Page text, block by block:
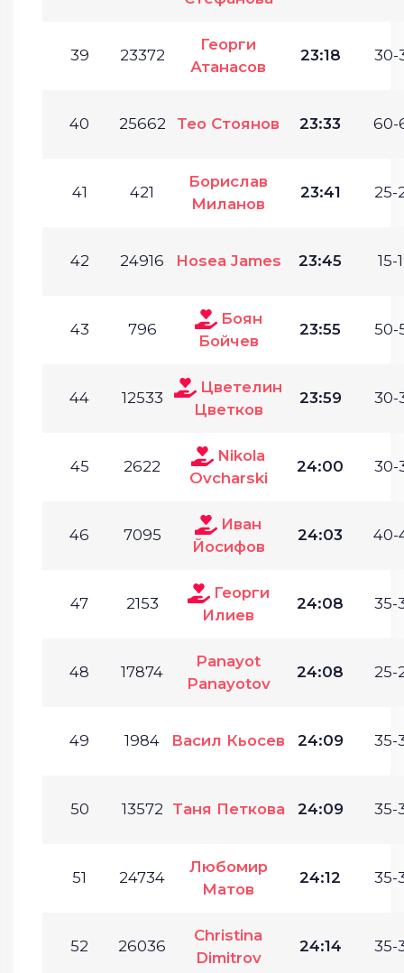
39 23372
Георги
Атанасов
23:18 30-
40 25662 Teo Стоянов 23:33 60-
41 421
Борислав
Миланов
23:41 25-
42 24916 Hosea James 23:45 15-
43 796
Боян
Бойчев
23:55 50-
44 12533
Цветелин
Цветков
23:59 30-
45 2622
Nikola
Ovcharski
24:00 30-
46 7095
Иван
Йосифов
24:03 40-
47 2153
Георги
Илиев
24:08 35-
48 17874
Panayot
Panayotov
24:08 25-
49 1984 Васил Кьосев 24:09 35-
50 13572 Таня Петкова 24:09 35-
51 24734
Любомир
Матов
24:12 35-
52 26036
Christina
Dimitrov
24:14 35-